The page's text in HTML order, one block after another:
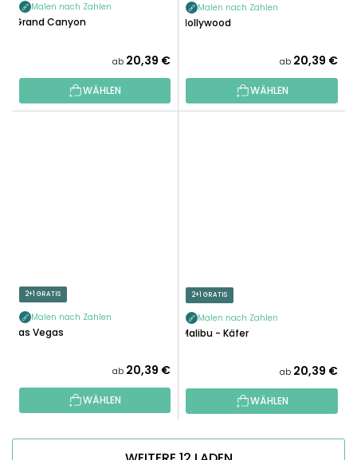
Malen nach Zahlen
Grand Canyon
ab 20,39 €
WÄHLEN
Malen nach Zahlen
Hollywood
ab 20,39 €
WÄHLEN
2+1 GRATIS
Malen nach Zahlen
Las Vegas
ab 20,39 €
WÄHLEN
2+1 GRATIS
Malen nach Zahlen
Malibu - Käfer
ab 20,39 €
WÄHLEN